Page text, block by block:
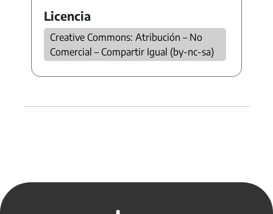
Licencia
Creative Commons: Atribución – No
Comercial – Compartir Igual (by-nc-sa)